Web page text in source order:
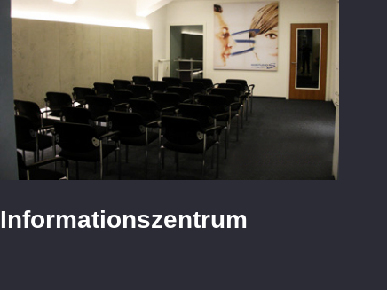
Informationszentrum